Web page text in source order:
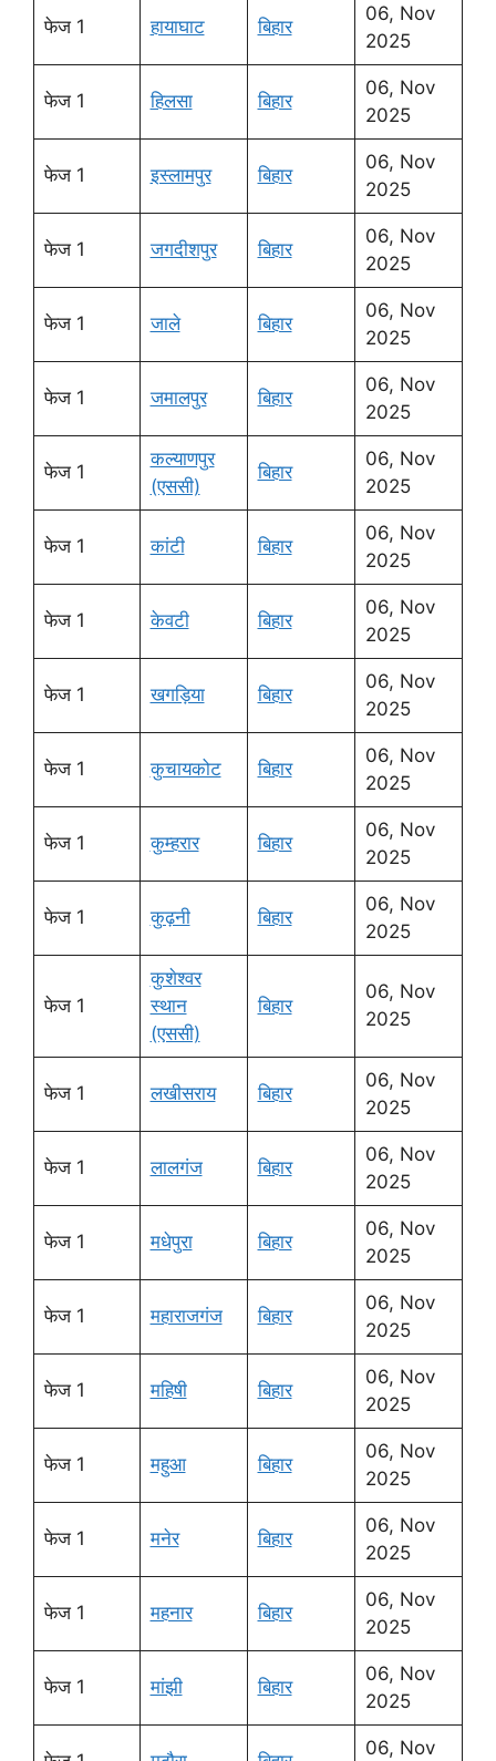
फेज 1 हायाघाट बिहार
06, Nov
2025
फेज 1 हिलसा बिहार
06, Nov
2025
फेज 1 इस्लामपुर बिहार
06, Nov
2025
फेज 1 जगदीशपुर बिहार
06, Nov
2025
फेज 1 जाले बिहार
06, Nov
2025
फेज 1 जमालपुर बिहार
06, Nov
2025
फेज 1
कल्याणपुर
(एससी)
बिहार
06, Nov
2025
फेज 1 कांटी बिहार
06, Nov
2025
फेज 1 केवटी बिहार
06, Nov
2025
फेज 1 खगड़िया बिहार
06, Nov
2025
फेज 1 कुचायकोट बिहार
06, Nov
2025
फेज 1 कुम्हरार बिहार
06, Nov
2025
फेज 1 कुढ़नी बिहार
06, Nov
2025
फेज 1
कुशेश्वर
स्थान
(एससी)
बिहार
06, Nov
2025
फेज 1 लखीसराय बिहार
06, Nov
2025
फेज 1 लालगंज बिहार
06, Nov
2025
फेज 1 मधेपुरा बिहार
06, Nov
2025
फेज 1 महाराजगंज बिहार
06, Nov
2025
फेज 1 महिषी बिहार
06, Nov
2025
फेज 1 महुआ बिहार
06, Nov
2025
फेज 1 मनेर बिहार
06, Nov
2025
फेज 1 महनार बिहार
06, Nov
2025
फेज 1 मांझी बिहार
06, Nov
2025
06, Nov